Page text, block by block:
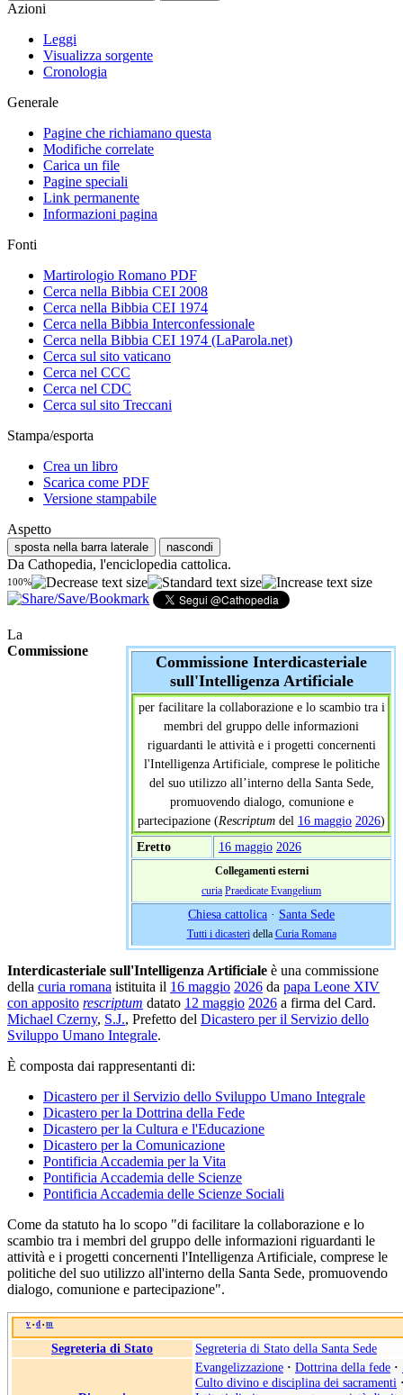
Azioni
Leggi
Visualizza sorgente
Cronologia
Generale
Pagine che richiamano questa
Modifiche correlate
Carica un file
Pagine speciali
Link permanente
Informazioni pagina
Fonti
Martirologio Romano PDF
Cerca nella Bibbia CEI 2008
Cerca nella Bibbia CEI 1974
Cerca nella Bibbia Interconfessionale
Cerca nella Bibbia CEI 1974 (LaParola.net)
Cerca sul sito vaticano
Cerca nel CCC
Cerca nel CDC
Cerca sul sito Treccani
Stampa/esporta
Crea un libro
Scarica come PDF
Versione stampabile
Aspetto
sposta nella barra laterale nascondi
Da Cathopedia, l'enciclopedia cattolica.
100%
Commissione Interdicasteriale
sull'Intelligenza Artificiale
per facilitare la collaborazione e lo scambio tra i
membri del gruppo delle informazioni
riguardanti le attività e i progetti concernenti
l'Intelligenza Artificiale, comprese le politiche
del suo utilizzo all’interno della Santa Sede,
promuovendo dialogo, comunione e
partecipazione (Rescriptum del 16 maggio 2026)
Eretto
16 maggio 2026
Collegamenti esterni
curia Praedicate Evangelium
Chiesa cattolica · Santa Sede
Tutti i dicasteridella Curia Romana
La
Commissione
Interdicasteriale sull'Intelligenza Artificiale è una commissione
della curia romana istituita il 16 maggio 2026 da papa Leone XIV
con apposito rescriptum datato 12 maggio 2026 a firma del Card.
Michael Czerny, S.J., Prefetto del Dicastero per il Servizio dello
Sviluppo Umano Integrale.
È composta dai rappresentanti di:
Dicastero per il Servizio dello Sviluppo Umano Integrale
Dicastero per la Dottrina della Fede
Dicastero per la Cultura e l'Educazione
Dicastero per la Comunicazione
Pontificia Accademia per la Vita
Pontificia Accademia delle Scienze
Pontificia Accademia delle Scienze Sociali
Come da statuto ha lo scopo "di facilitare la collaborazione e lo
scambio tra i membri del gruppo delle informazioni riguardanti le
attività e i progetti concernenti l'Intelligenza Artificiale, comprese le
politiche del suo utilizzo all'interno della Santa Sede, promuovendo
dialogo, comunione e partecipazione".
v • d • m
Segreteria di Stato Segreteria di Stato della Santa Sede
Evangelizzazione · Dottrina della fede ·
Culto divino e disciplina dei sacramenti